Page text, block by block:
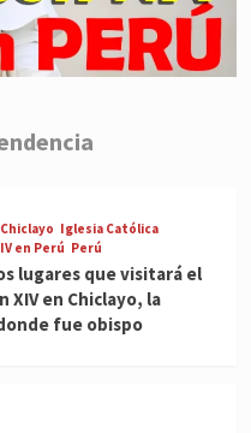
Iglesia Católica
en Perú Perú
lugares que visitará el
XIV en Chiclayo, la
fue obispo